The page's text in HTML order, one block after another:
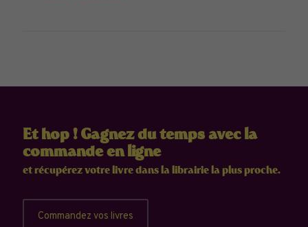
Et hop ! Gagnez du temps avec la
commande en ligne
et récupérez votre livre dans la librairie la plus proche.
Commandez vos livres